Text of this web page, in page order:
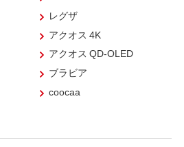
レグザ
アクオス 4K
アクオス QD-OLED
ブラビア
coocaa